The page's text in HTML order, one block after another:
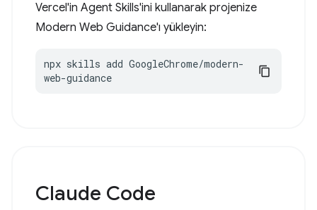
Vercel'in Agent Skills'ini kullanarak projenize
Modern Web Guidance'ı yükleyin:
npx skills add GoogleChrome/modern-
web-guidance
Claude Code